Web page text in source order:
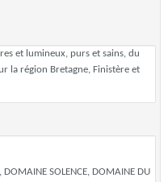
et lumineux, purs et sains, du
la région Bretagne, Finistère et
DOMAINE SOLENCE, DOMAINE DU